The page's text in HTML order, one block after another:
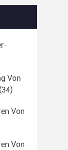
Von
(34)
Von
Von